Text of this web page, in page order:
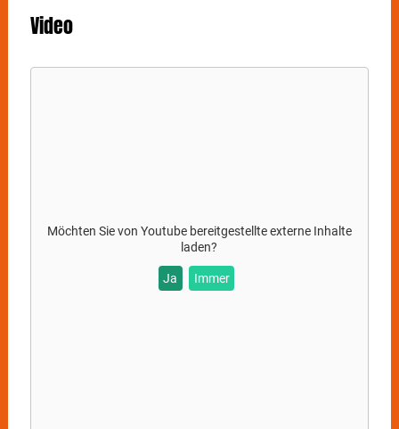
Video
Möchten Sie von Youtubebereitgestellte externe Inhalte
laden?
Ja Immer